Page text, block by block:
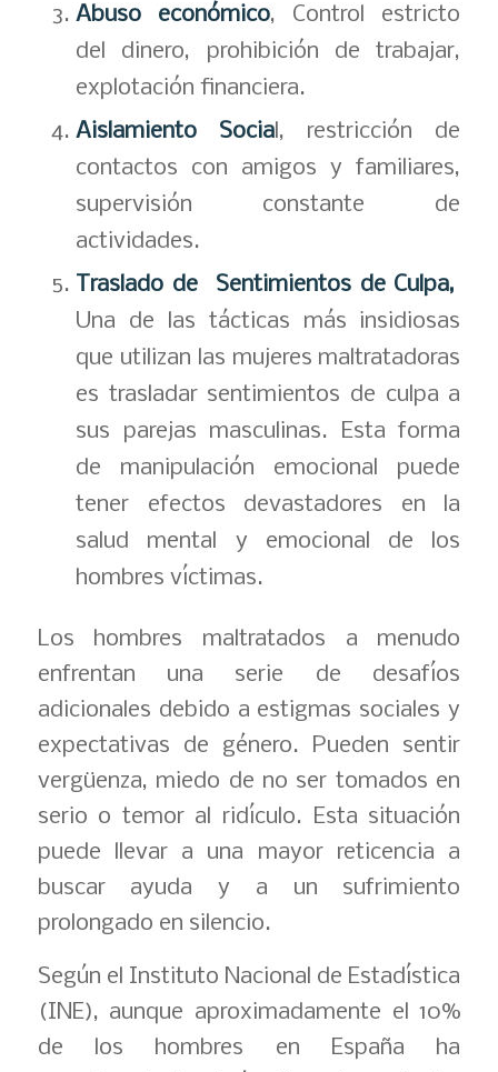
Abuso económico, Control estricto
del dinero, prohibición de trabajar,
explotación financiera.
Aislamiento Social, restricción de
contactos con amigos y familiares,
supervisión constante de
actividades.
Traslado de Sentimientos de Culpa,
Una de las tácticas más insidiosas
que utilizan las mujeres maltratadoras
es trasladar sentimientos de culpa a
sus parejas masculinas. Esta forma
de manipulación emocional puede
tener efectos devastadores en la
salud mental y emocional de los
hombres víctimas.
Los hombres maltratados a menudo
enfrentan una serie de desafíos
adicionales debido a estigmas sociales y
expectativas de género. Pueden sentir
vergüenza, miedo de no ser tomados en
serio o temor al ridículo. Esta situación
puede llevar a una mayor reticencia a
buscar ayuda y a un sufrimiento
prolongado en silencio.
Según el Instituto Nacional de Estadística
(INE), aunque aproximadamente el 10%
de los hombres en España ha